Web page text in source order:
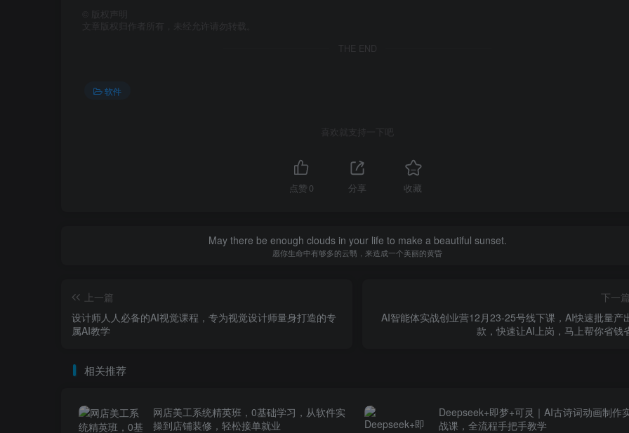
版权声明
文章版权归作者所有，未经允许请勿转载。
THE END
软件
喜欢就支持一下吧
点赞 0 分享 收藏
May there be enough clouds in your life to make a beautiful sunset.
愿你生命中有够多的云翳，来造成一个美丽的黄昏
上一篇
设计师人人必备的AI视觉课程，专为视觉设计师量身打造的专
属AI教学
下一
AI智能体实战创业营12月23-25号线下课，AI快速批量产
款，快速让AI上岗，马上帮你省钱
相关推荐
网店美工系统精英班，0基础学习，从软件实
操到店铺装修，轻松接单就业
Deepseek+即梦+可灵｜AI古诗词动画制作
战课，全流程手把手教学